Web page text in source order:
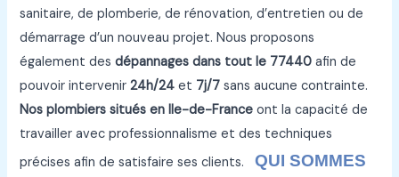
sanitaire, de plomberie, de rénovation, d’entretien ou de
démarrage d’un nouveau projet. Nous proposons
également desdépannages dans tout le 77440 afin de
pouvoir intervenir24h/24 et 7j/7 sans aucune contrainte.
Nos plombiers situés en Ile-de-Franceont la capacité de
travailler avec professionnalisme et des techniques
précises afin de satisfaire ses clients.QUI SOMMES